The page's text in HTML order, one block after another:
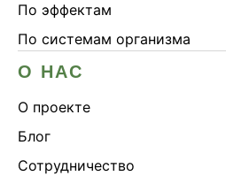
По эффектам
По системам организма
О НАС
О проекте
Блог
Сотрудничество